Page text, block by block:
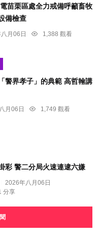
苗栗區處全力戒備呼籲畜牧
備檢查
月06日
1,388 觀看
警界孝子」的典範 高哲翰講
月06日
1,749 觀看
彩 警二分局火速連逮六嫌
2026年八月06日
分享